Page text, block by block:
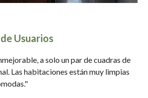
Usuarios
a solo un par de cuadras de
Las habitaciones están muy limpias